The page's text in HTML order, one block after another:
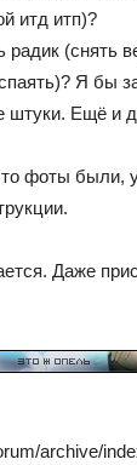
итд итп)?
радик (снять
Я бы
штуки. Ещё и
фоты были,
Даже
archive/